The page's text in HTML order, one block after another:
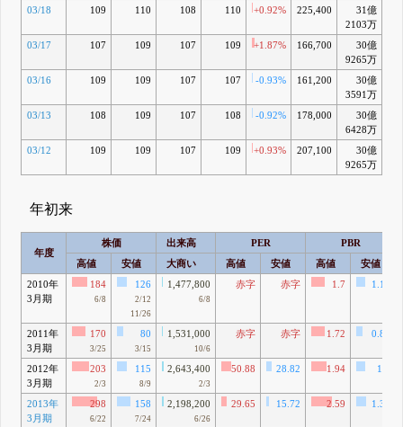
03/18 109 110 108 110 +0.92% 225,400
31億
2103万
03/17 107 109 107 109 +1.87% 166,700
30億
9265万
03/16 109 109 107 107 -0.93% 161,200
30億
3591万
03/13 108 109 107 108 -0.92% 178,000
30億
6428万
03/12 109 109 107 109 +0.93% 207,100
30億
9265万
年初来
年度
株価 出来高 PER
PBR
高値
安値 大商い 高値 安値 高値
安値
2010年
3月期
184
6/8
126
2/12
11/26
1,477,800
6/8
赤字 赤字 1.7 1.17
2011年
3月期
170
3/25
80
3/15
1,531,000
10/6
赤字 赤字 1.72 0.81
2012年
3月期
203
2/3
115
8/9
2,643,400
2/3
50.88 28.82 1.94 1.1
2013年
3月期
298
6/22
158
7/24
2,198,200
6/26
29.65 15.72 2.59 1.37